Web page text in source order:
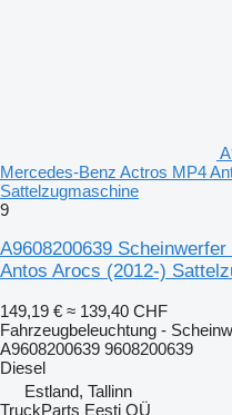
Mercedes-Benz Actros MP4
Sattelzugmaschine
9
A9608200639
Antos Arocs (2012-)
149,19 € ≈ 139,40 CHF
Fahrzeugbeleuchtung -
A9608200639 9608200639
Diesel
Estland, Tallinn
TruckParts Eesti OÜ